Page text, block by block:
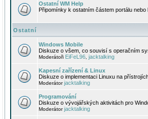
Ostatní WM Help
Připomínky k ostatním částem portálu nebo
Ostatní
Windows Mobile
Diskuze o všem, co souvisí s operačním
Moderátoři EiFeL96 jacktalking
Kapesní zařízení & Linux
Diskuze o implementaci Linuxu na
Moderátorjacktalking
Programování
Diskuze o vývojářských aktivitách pro
Moderátorjacktalking